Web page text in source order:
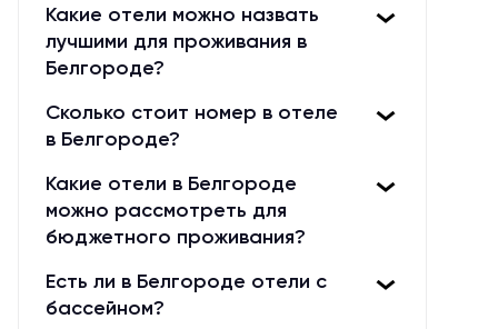
Например, в США популярны такие
сети, как Marriott, Hilton и Sheraton. В
Европе известны AccorHotels,
InterContinental и Radisson Blu. В
целом, сетевые отели - это отличный
выбор для тех, кто ищет хороший
отдых по доступной цене.
Независимо от того, какую страну вы
посетите, вы всегда найдете
предоставят вам комфортный и
приятный отдых.
Какие отели можно назвать
лучшими для проживания в
Белгороде?
Сколько стоит номер в отеле
в Белгороде?
Какие отели в Белгороде
можно рассмотреть для
бюджетного проживания?
Есть ли в Белгороде отели с
бассейном?